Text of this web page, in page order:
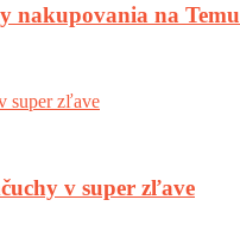
nakupovania na Temu
v super zľave